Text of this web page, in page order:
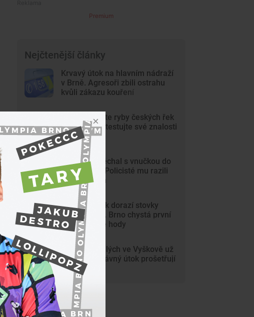
Premium
Nejčtenější články
Krvavý útok na hlavním nádraží
v Brně. Agresoři zbili ostrahu
kvůli zákazu kouření
KVÍZ: Poznáte ryby českých řek
a rybníků? Otestujte své znalosti
v kvízu
Dědeček spěchal s vnučkou do
nemocnice. Policisté mu razili
cestu Brnem
Na Svoboďák dorazí stovky
krojovaných. Brno chystá první
celoměstské hody
Gang nezletilých ve Vyškově už
dořádil. Nedávný útok prošetřují
kriminalisté